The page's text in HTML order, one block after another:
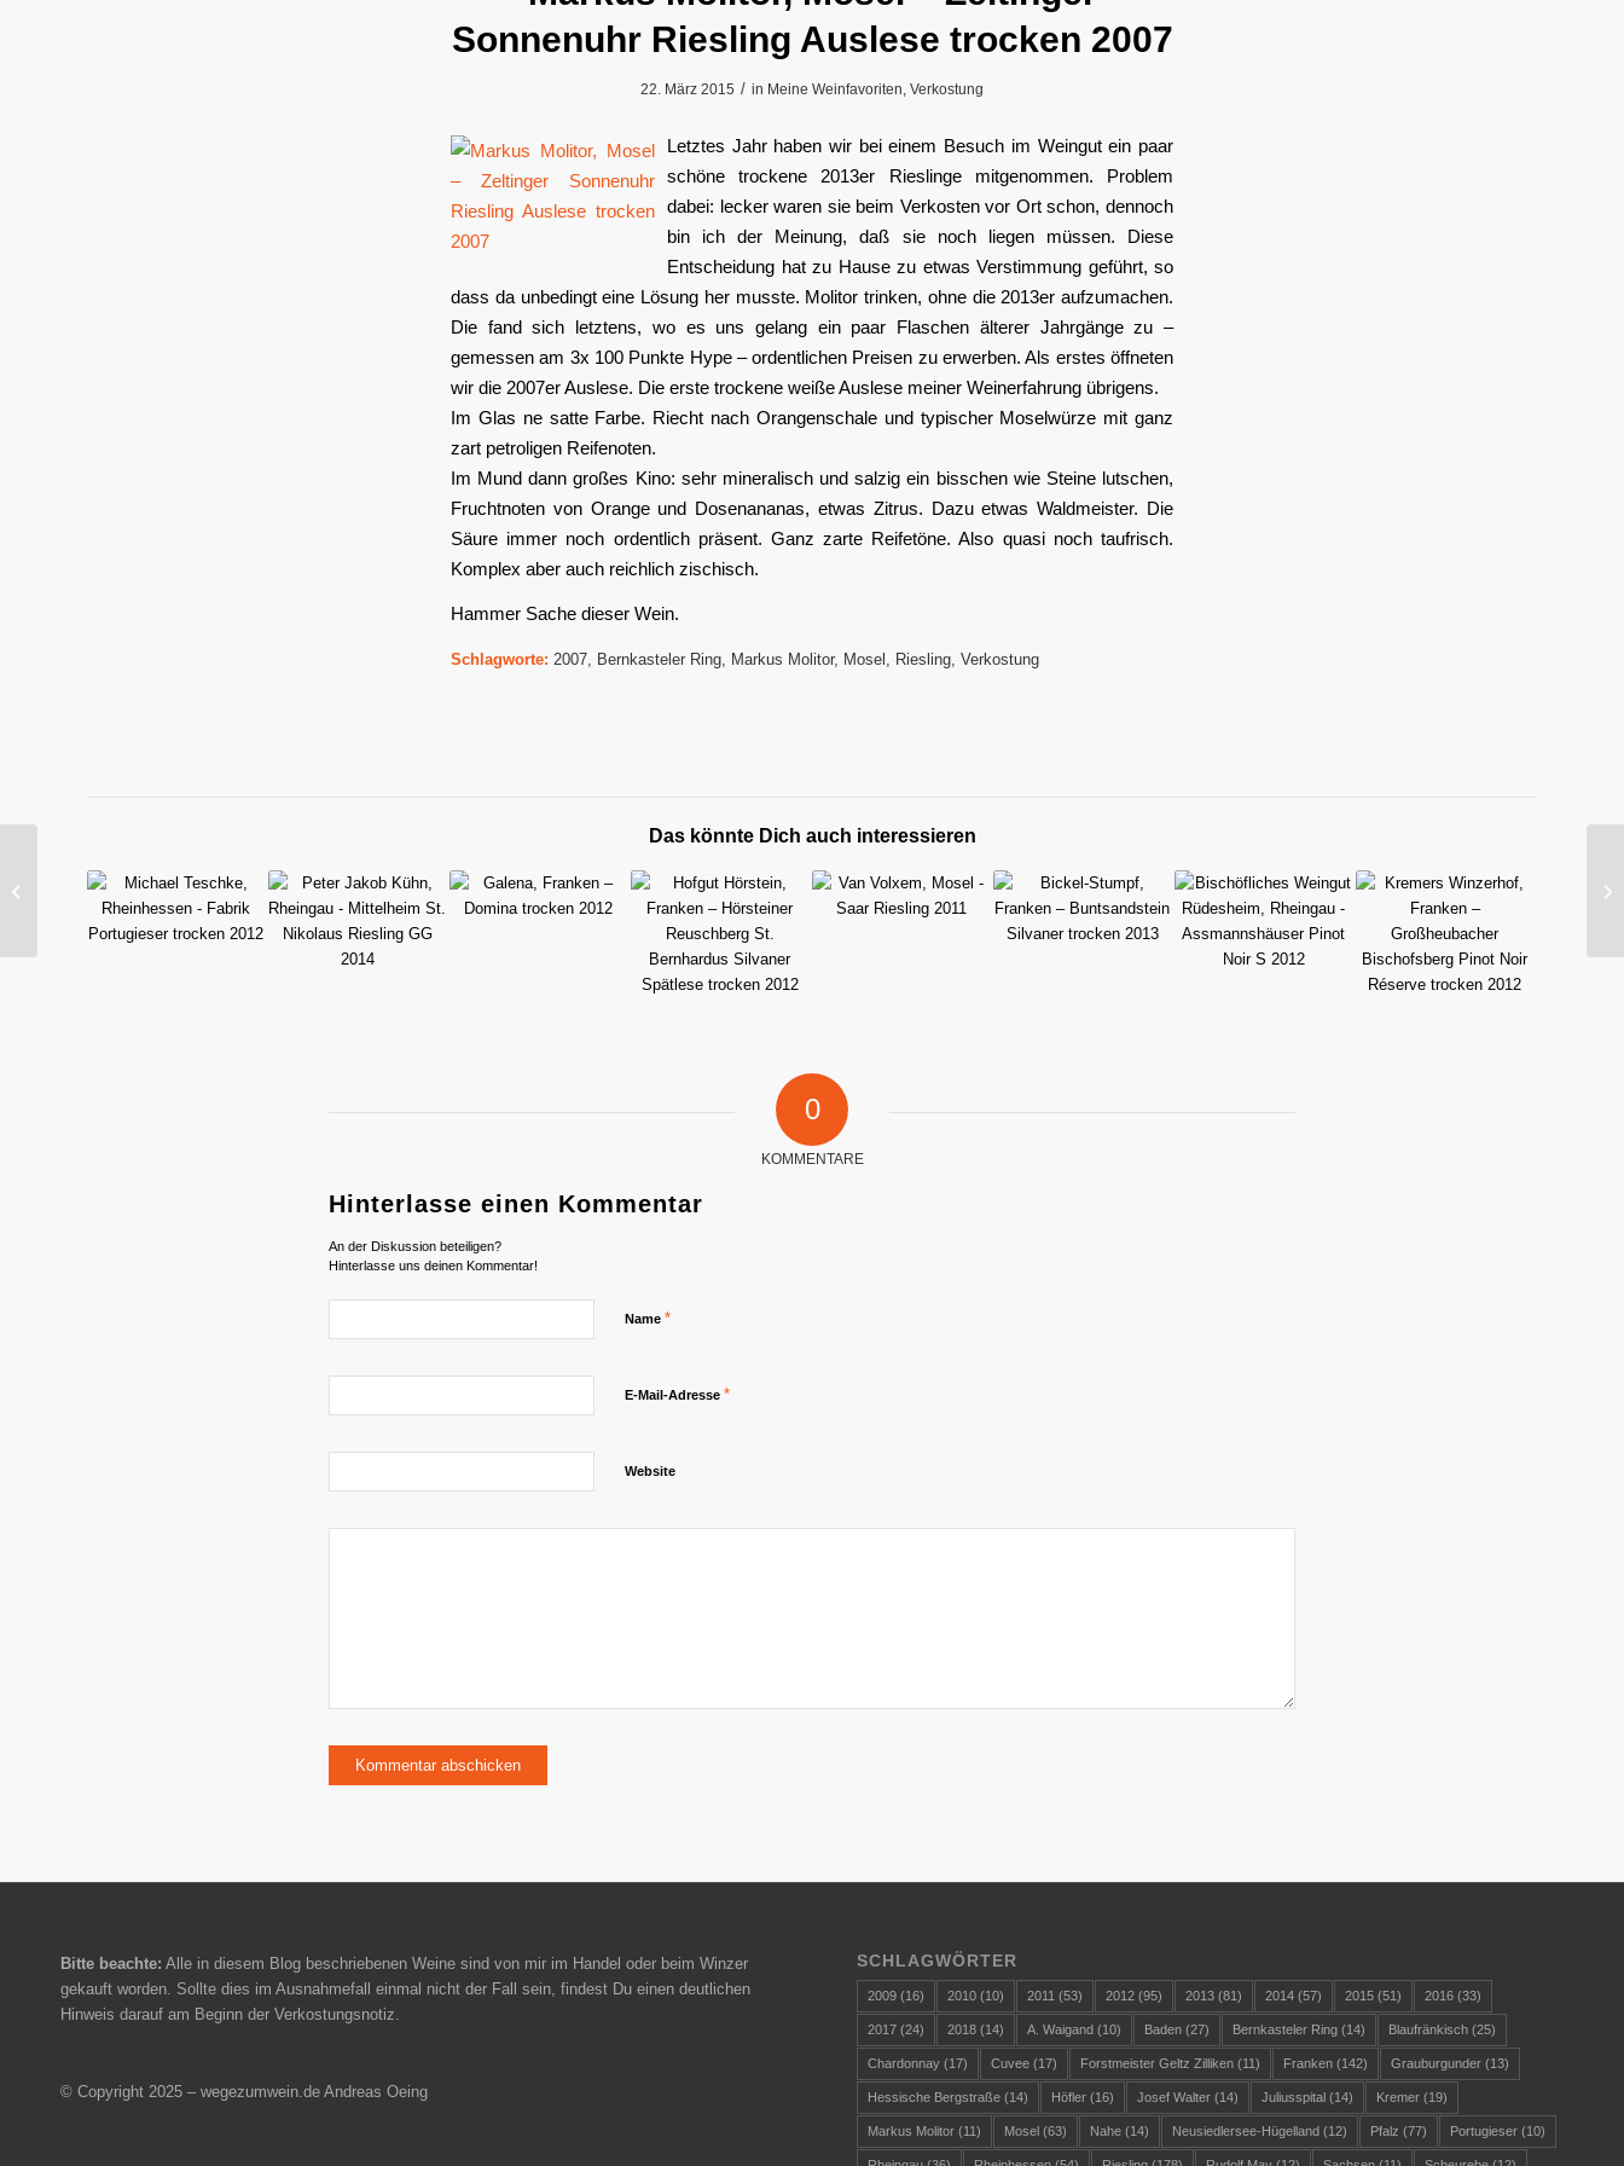
Sonnenuhr Riesling Auslese trocken 2007
22. März 2015 / in Meine Weinfavoriten, Verkostung
Letztes Jahr haben wir bei einem Besuch im Weingut ein paar
schöne trockene 2013er Rieslinge mitgenommen. Problem
dabei: lecker waren sie beim Verkosten vor Ort schon, dennoch
bin ich der Meinung, daß sie noch liegen müssen. Diese
Entscheidung hat zu Hause zu etwas Verstimmung geführt, so
dass da unbedingt eine Lösung her musste. Molitor trinken, ohne die 2013er aufzumachen.
Die fand sich letztens, wo es uns gelang ein paar Flaschen älterer Jahrgänge zu –
gemessen am 3x 100 Punkte Hype – ordentlichen Preisen zu erwerben. Als erstes öffneten
wir die 2007er Auslese. Die erste trockene weiße Auslese meiner Weinerfahrung übrigens.
Im Glas ne satte Farbe. Riecht nach Orangenschale und typischer Moselwürze mit ganz
zart petroligen Reifenoten.
Im Mund dann großes Kino: sehr mineralisch und salzig ein bisschen wie Steine lutschen,
Fruchtnoten von Orange und Dosenananas, etwas Zitrus. Dazu etwas Waldmeister. Die
Säure immer noch ordentlich präsent. Ganz zarte Reifetöne. Also quasi noch taufrisch.
Komplex aber auch reichlich zischisch.
Hammer Sache dieser Wein.
Schlagworte: 2007, Bernkasteler Ring, Markus Molitor, Mosel , Riesling, Verkostung
Das könnte Dich auch interessieren
0
KOMMENTARE
Hinterlasse einen Kommentar
An der Diskussion beteiligen?
Hinterlasse uns deinen Kommentar!
Name *
E-Mail-Adresse *
Website
Bitte beachte: Alle in diesem Blog beschriebenen Weine sind von mir im Handel oder beim Winzer
gekauft worden. Sollte dies im Ausnahmefall einmal nicht der Fall sein, findest Du einen deutlichen
Hinweis darauf am Beginn der Verkostungsnotiz.
© Copyright 2025 – wegezumwein.de Andreas Oeing
SCHLAGWÖRTER
2009 (16) 2010 (10) 2011 (53) 2012 (95) 2013 (81) 2014 (57) 2015 (51) 2016 (33)
2017 (24) 2018 (14) A. Waigand (10) Baden (27) Bernkasteler Ring (14) Blaufränkisch (25)
Chardonnay (17) Cuvee (17) Forstmeister Geltz Zilliken (11) Franken (142) Grauburgunder (13)
Hessische Bergstraße (14) Höfler (16) Josef Walter (14) Juliusspital (14) Kremer (19)
Markus Molitor (11) Mosel (63) Nahe (14) Neusiedlersee-Hügelland (12) Pfalz (77) Portugieser (10)
Spätburgunder trocken